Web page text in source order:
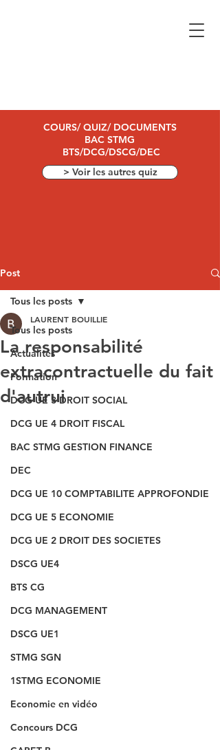
COURS/ QUIZ/ DOCUMENTS
BAC STMG
BTS/DCG/DSCG/DEC
> Voir les autres quiz
Post
Tous les posts
Actualités
Formation
DCG UE 3 DROIT SOCIAL
DCG UE 4 DROIT FISCAL
BAC STMG GESTION FINANCE
DEC
DCG UE 10 COMPTABILITE APPROFONDIE
DCG UE 5 ECONOMIE
DCG UE 2 DROIT DES SOCIETES
DSCG UE4
BTS CG
DCG MANAGEMENT
DSCG UE1
STMG SGN
1STMG ECONOMIE
Economie en vidéo
Concours DCG
Tous les posts
La responsabilité
extracontractuelle du fait
d'autrui
LAURENT BOUILLIE